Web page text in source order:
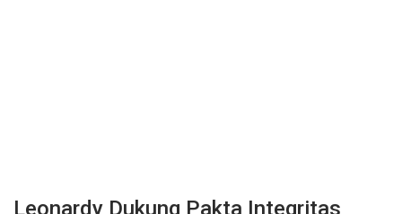
Leonardy Dukung Pakta Integritas